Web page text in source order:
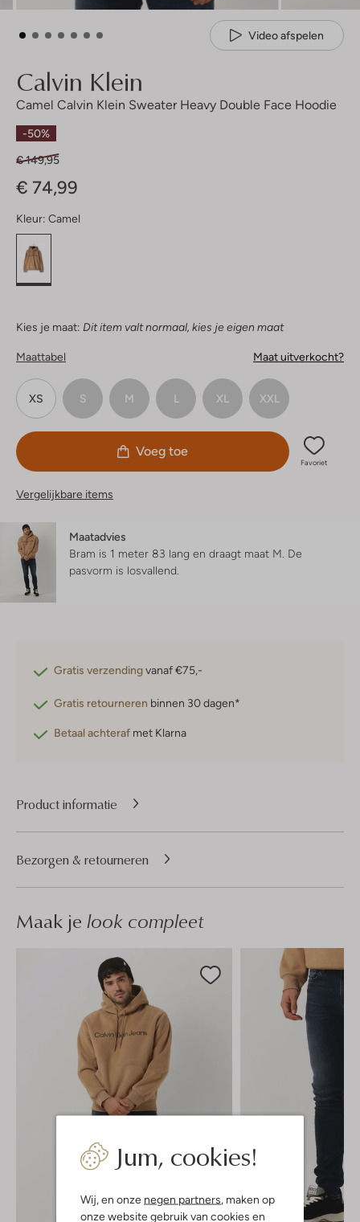
Jum, cookies!
Wij, en onze negen partners, maken op
onze website gebruik van cookies en
Video afspelen
Calvin Klein
Camel Calvin Klein Sweater Heavy Double Face Hoodie
-50%
€ 149,95
€ 74,99
Kleur: Camel
Kies je maat: Dit item valt normaal, kies je eigen maat
Maattabel Maat uitverkocht?
XS S M L XL XXL
Voeg toe
Favoriet
Vergelijkbare items
Maatadvies
Bram is 1 meter 83 lang en draagt maat M. De
pasvorm is losvallend
Gratis verzendingvanaf €75,-
Gratis retourneren binnen 30 dagen*
Betaal achteraf met Klarna
Product informatie
Bezorgen & retourneren
Maak je look compleet